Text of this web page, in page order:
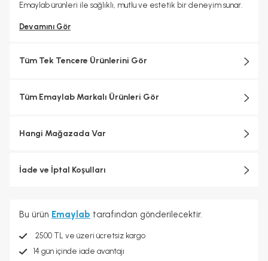
Emaylab ürünleri ile sağlıklı, mutlu ve estetik bir deneyim sunar.
Devamını Gör
Tüm Tek Tencere Ürünlerini Gör
Tüm Emaylab Markalı Ürünleri Gör
Hangi Mağazada Var
İade ve İptal Koşulları
Bu ürün Emaylab tarafından gönderilecektir.
2500 TL ve üzeri ücretsiz kargo
14 gün içinde iade avantajı